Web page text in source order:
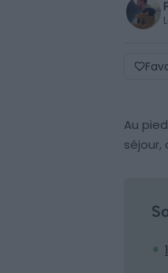
Au
séjour,